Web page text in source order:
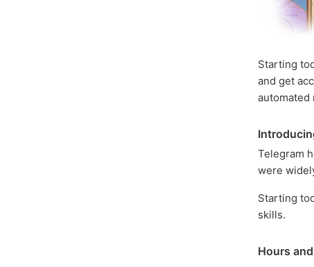
Starting
and get
automated
Telegram
were
Starting
skills.
Hours